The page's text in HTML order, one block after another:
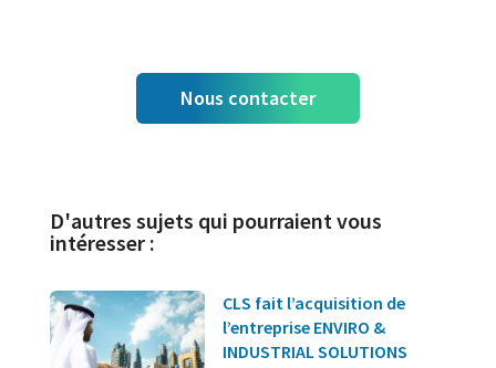
Nous contacter
D'autres sujets qui pourraient vous
intéresser :
CLS fait l’acquisition de
l’entreprise ENVIRO &
INDUSTRIAL SOLUTIONS